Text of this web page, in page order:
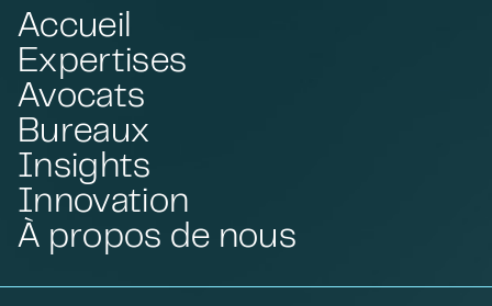
Accueil
Expertises
Avocats
Bureaux
Insights
Innovation
À propos de nous